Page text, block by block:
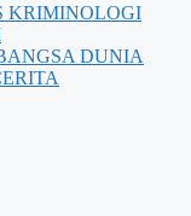
KRIMINOLOGI
DUNIA